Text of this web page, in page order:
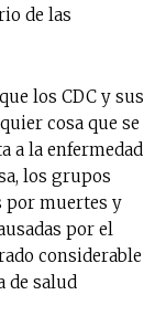
y
y la
de las
los CDC y sus
cosa que se
a la enfermedad
los grupos
por muertes y
por el
considerable
de salud